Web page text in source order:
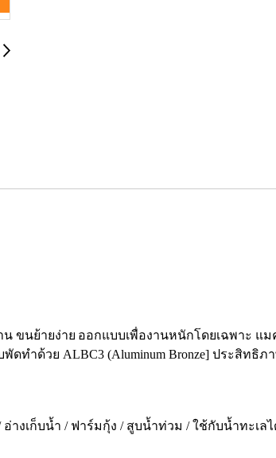
ขนย้ายง่าย ออกแบบเพื่องานหนักโดยเฉพาะ แม
ทำด้วย ALBC3 (Aluminum Bronze] ประสิทธิ
งเก็บน้ำ / ฟาร์มกุ้ง / สูบน้ำท่วม / ใช้กับน้ำทะเลไ